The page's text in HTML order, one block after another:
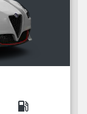
local_gas_station